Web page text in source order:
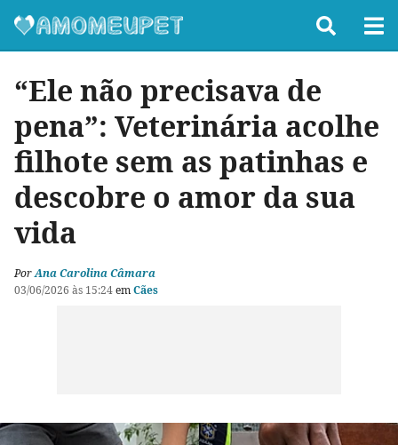
“Ele não precisava de
pena”: Veterinária acolhe
filhote sem as patinhas e
descobre o amor da sua
vida
PorAna Carolina Câmara
03/06/2026 às 15:24emCães